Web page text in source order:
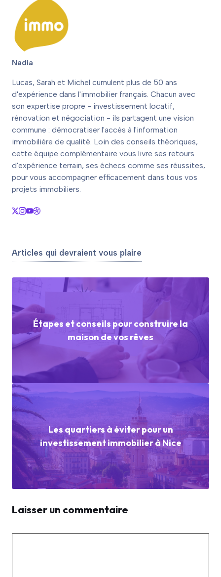
Nadia
Lucas, Sarah et Michel cumulent plus de 50 ans
d'expérience dans l'immobilier français. Chacun avec
son expertise propre - investissement locatif,
rénovation et négociation - ils partagent une vision
commune : démocratiser l'accès à l'information
immobilière de qualité. Loin des conseils théoriques,
cette équipe complémentaire vous livre ses retours
d'expérience terrain, ses échecs comme ses réussites,
pour vous accompagner efficacement dans tous vos
projets immobiliers.
Articles qui devraient vous plaire
Étapes et conseils pour construire la
maison de vos rêves
Les quartiers à éviter pour un
investissement immobilier à Nice
Laisser un commentaire